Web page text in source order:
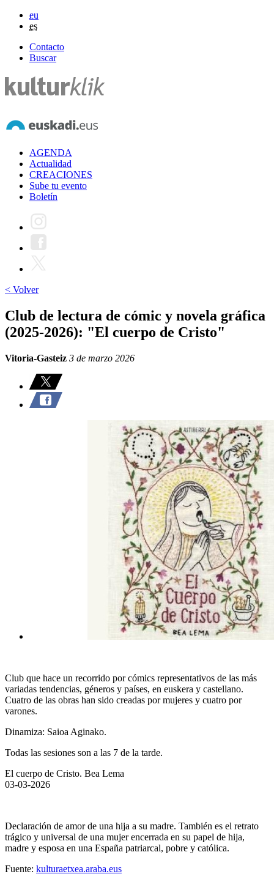
eu
es
Contacto
Buscar
AGENDA
Actualidad
CREACIONES
Sube tu evento
Boletín
< Volver
Club de lectura de cómic y novela gráfica
(2025-2026): "El cuerpo de Cristo"
Vitoria-Gasteiz 3 de marzo 2026
Club que hace un recorrido por cómics representativos de las más
variadas tendencias, géneros y países, en euskera y castellano.
Cuatro de las obras han sido creadas por mujeres y cuatro por
varones.
Dinamiza: Saioa Aginako.
Todas las sesiones son a las 7 de la tarde.
El cuerpo de Cristo. Bea Lema
03-03-2026
Declaración de amor de una hija a su madre. También es el retrato
trágico y universal de una mujer encerrada en su papel de hija,
madre y esposa en una España patriarcal, pobre y católica.
Fuente: kulturaetxea.araba.eus